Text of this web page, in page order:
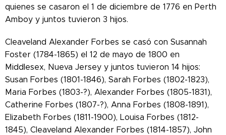
quienes se casaron el 1 de diciembre de 1776 en Perth
Amboy y juntos tuvieron 3 hijos.
Cleaveland Alexander Forbes se casó con Susannah
Foster (1784-1865) el 12 de mayo de 1800 en
Middlesex, Nueva Jersey y juntos tuvieron 14 hijos:
Susan Forbes (1801-1846), Sarah Forbes (1802-1823),
Maria Forbes (1803-?), Alexander Forbes (1805-1831),
Catherine Forbes (1807-?), Anna Forbes (1808-1891),
Elizabeth Forbes (1811-1900), Louisa Forbes (1812-
1845), Cleaveland Alexander Forbes (1814-1857), John